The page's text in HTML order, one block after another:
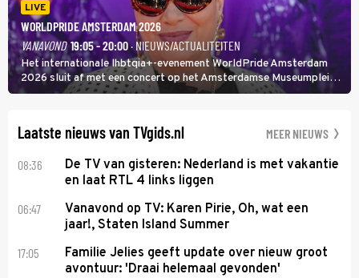
LIVE
WORLDPRIDE AMSTERDAM 2026
VANAVOND 19:05 - 20:00· NIEUWS/ACTUALITEITEN
Het internationale lhbtqia+-evenement WorldPride Amsterdam
2026 sluit af met een concert op het Amsterdamse Museumplein.
Anita Doth is een van de optredende artiesten. In de jaren 90
Laatste nieuws van TVgids.nl MEER NIEUWS
08:36
De TV van gisteren: Nederland is met vakantie
en laat RTL 4 links liggen
06:47
Vanavond op TV: Karen Pirie, Oh, wat een
jaar!, Staten Island Summer
17:05
Familie Jelies geeft update over nieuw groot
avontuur: 'Draai helemaal gevonden'